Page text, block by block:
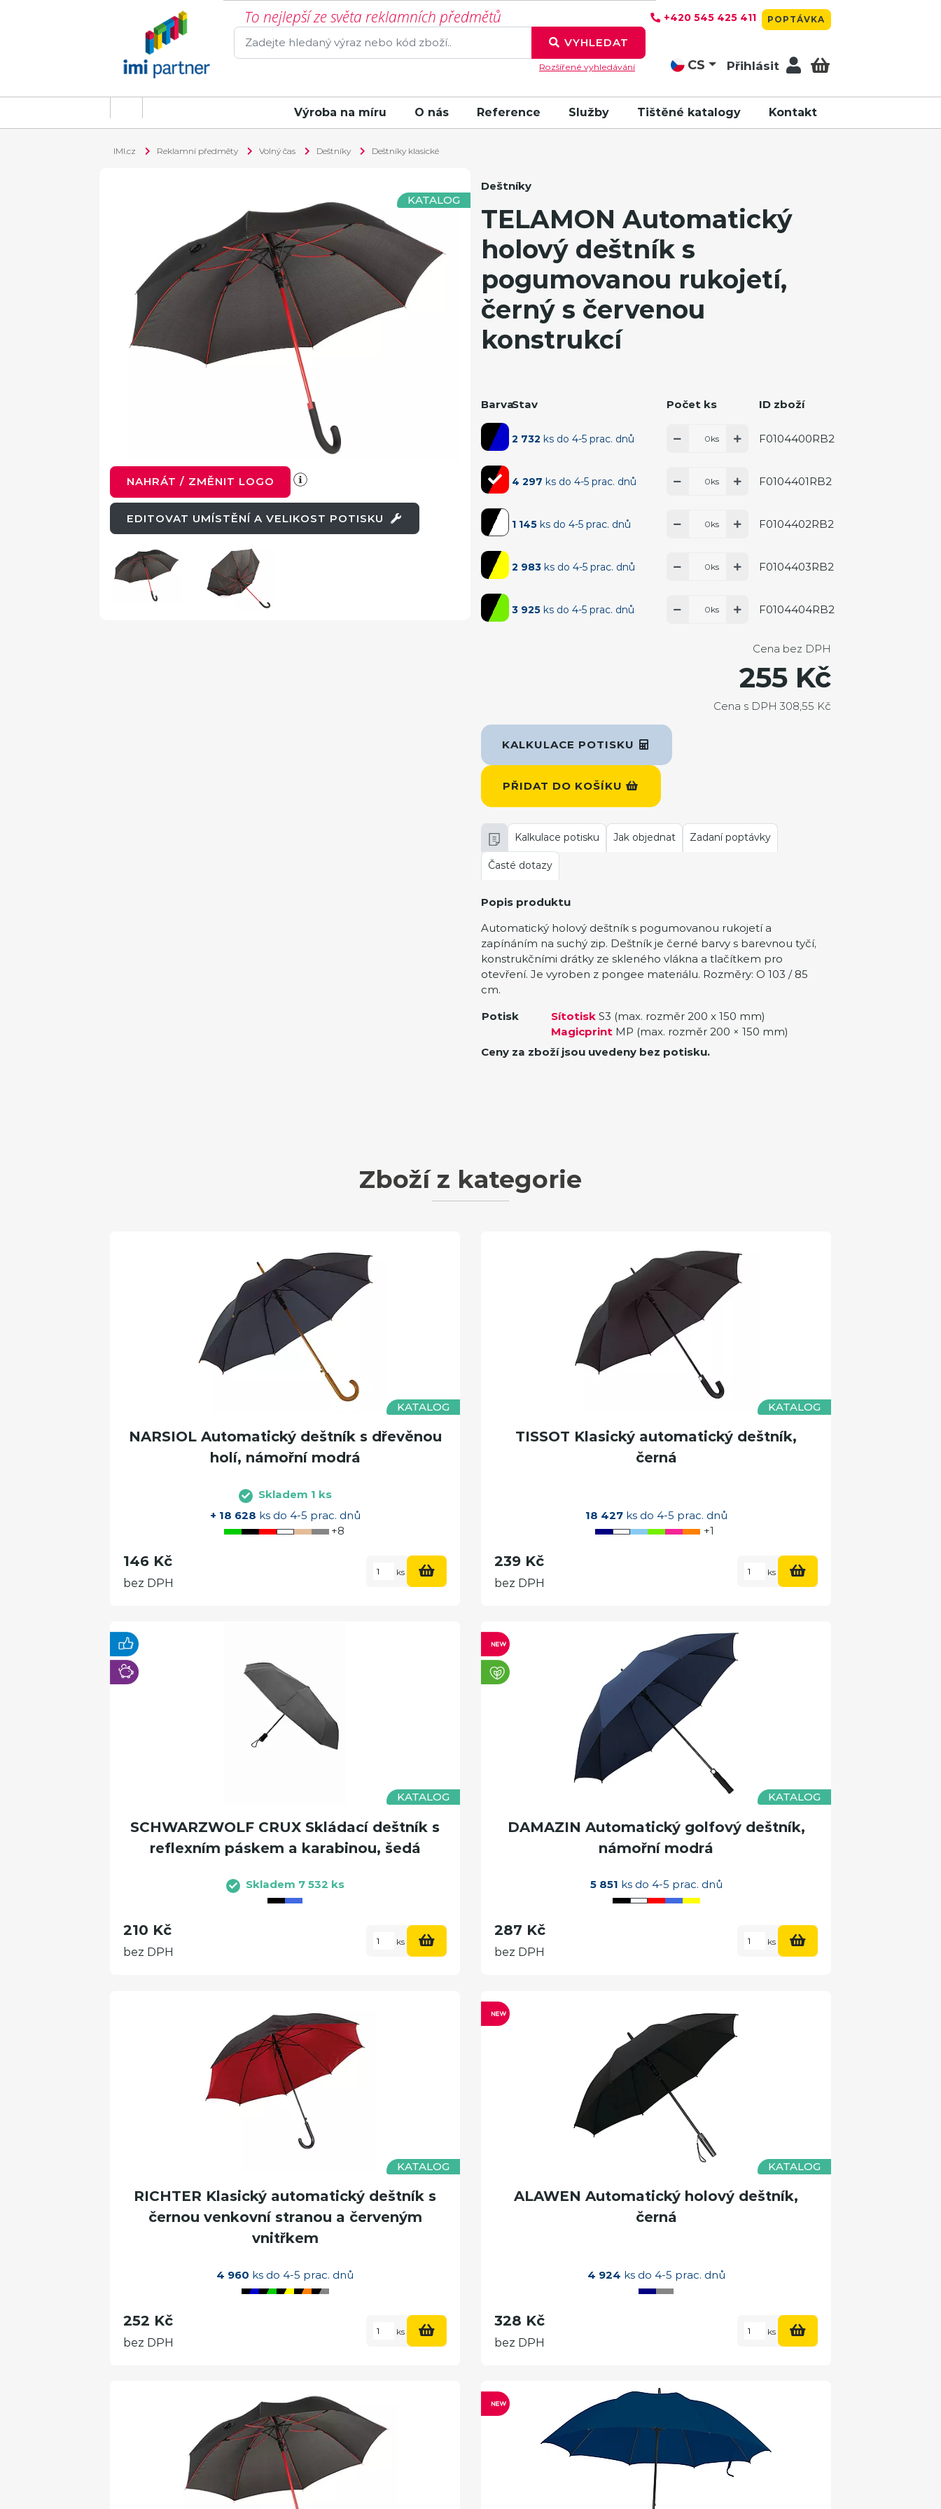
To nejlepší ze světa reklamních předmětů
VYHLEDAT
Rozšířené vyhledávání
+420 545 425 411 POPTÁVKA
CS Přihlásit
Výroba na míru O nás Reference Služby Tištěné katalogy Kontakt
IMI.cz Reklamní předměty Volný čas Deštníky Deštníky klasické
KATALOG
NAHRÁT / ZMĚNIT LOGO
EDITOVAT UMÍSTĚNÍ A VELIKOST POTISKU
Deštníky
TELAMON Automatický
holový deštník s
pogumovanou rukojetí,
černý s červenou
konstrukcí
BarvaStav Počet ks ID zboží
2 732 ks do 4-5 prac. dnů ks F0104400RB2
4 297 ks do 4-5 prac. dnů ks F0104401RB2
1 145 ks do 4-5 prac. dnů ks F0104402RB2
2 983 ks do 4-5 prac. dnů ks F0104403RB2
3 925 ks do 4-5 prac. dnů ks F0104404RB2
KALKULACE POTISKU
PŘIDAT DO KOŠÍKU
Cena bez DPH
255 Kč
Cena s DPH 308,55 Kč
Kalkulace potisku Jak objednat Zadaní poptávky
Časté dotazy
Popis produktu
Automatický holový deštník s pogumovanou rukojetí a
zapínáním na suchý zip. Deštník je černé barvy s barevnou tyčí,
konstrukčními drátky ze skleného vlákna a tlačítkem pro
otevření. Je vyroben z pongee materiálu. Rozměry: O 103 / 85
cm.
Potisk
Sítotisk S3 (max. rozměr 200 x 150 mm)
Magicprint MP (max. rozměr 200 × 150 mm)
Ceny za zboží jsou uvedeny bez potisku.
Zboží z kategorie
KATALOG
NARSIOL Automatický deštník s dřevěnou
holí, námořní modrá
Skladem 1 ks
+ 18 628 ks do 4-5 prac. dnů
146 Kč
bez DPH
ks
+8
KATALOG
TISSOT Klasický automatický deštník,
černá
18 427ks do 4-5 prac. dnů
239 Kč
bez DPH
ks
+1
KATALOG
SCHWARZWOLF CRUX Skládací deštník s
reflexním páskem a karabinou, šedá
Skladem 7 532 ks
210 Kč
bez DPH
ks
KATALOG
DAMAZIN Automatický golfový deštník,
námořní modrá
5 851 ks do 4-5 prac. dnů
287 Kč
bez DPH
ks
KATALOG
RICHTER Klasický automatický deštník s
černou venkovní stranou a červeným
vnitřkem
4 960 ks do 4-5 prac. dnů
252 Kč
bez DPH
ks
KATALOG
ALAWEN Automatický holový deštník,
černá
4 924 ks do 4-5 prac. dnů
328 Kč
bez DPH
ks